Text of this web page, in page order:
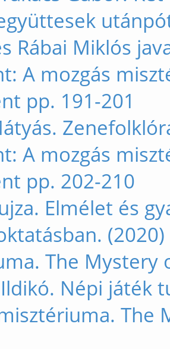
Rábai Miklós
A mozgás
pp. 191-201
A mozgás
pp. 202-210
Elmélet és
The
Népi játék
The